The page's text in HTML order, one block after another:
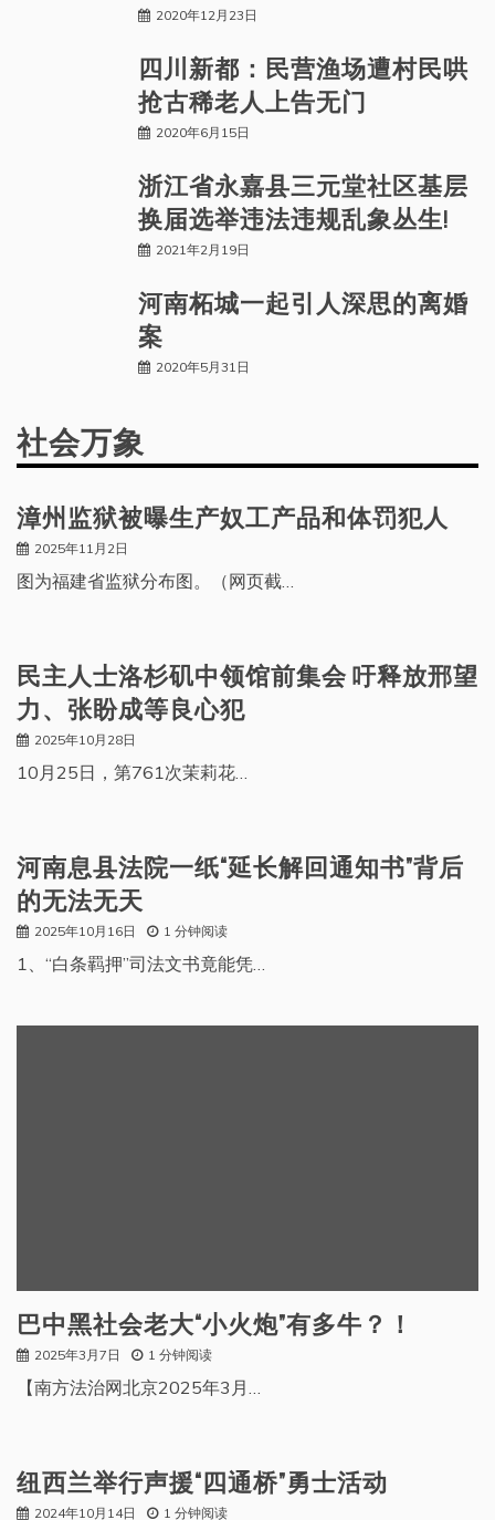
2020年12月23日
四川新都：民营渔场遭村民哄
抢古稀老人上告无门
2020年6月15日
浙江省永嘉县三元堂社区基层
换届选举违法违规乱象丛生!
2021年2月19日
河南柘城一起引人深思的离婚
案
2020年5月31日
社会万象
漳州监狱被曝生产奴工产品和体罚犯人
2025年11月2日
图为福建省监狱分布图。（网页截…
民主人士洛杉矶中领馆前集会 吁释放邢望
力、张盼成等良心犯
2025年10月28日
10月25日，第761次茉莉花…
河南息县法院一纸“延长解回通知书”背后
的无法无天
2025年10月16日 1 分钟阅读
1、“白条羁押”司法文书竟能凭…
巴中黑社会老大“小火炮”有多牛？！
2025年3月7日 1 分钟阅读
【南方法治网北京2025年3月…
纽西兰举行声援“四通桥”勇士活动
2024年10月14日 1 分钟阅读